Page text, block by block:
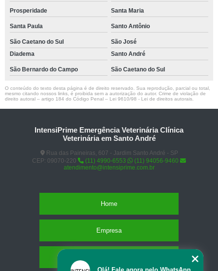
Prosperidade Santa Maria
Santa Paula Santo Antônio
São Caetano do Sul
São José
Diadema
Santo André
São Bernardo do Campo São Caetano do Sul
O conteúdo do texto desta página é de direito reservado. Sua reprodução, parcial ou total,
mesmo citando nossos links, é proibida sem a autorização do autor. Crime de violação de
direito autoral – artigo 184 do Código Penal – Lei 9610/98 - Lei de direitos autorais
IntensiPrime Emergência Veterinária Clínica
Veterinária em Santo André
Rua das Paineiras, 607 - Jardim Santo André - SP
CEP: 09070-220
(11) 4990-6553
(11) 94056-9460
atendimento@intensiprime.com.br
Home
Empresa